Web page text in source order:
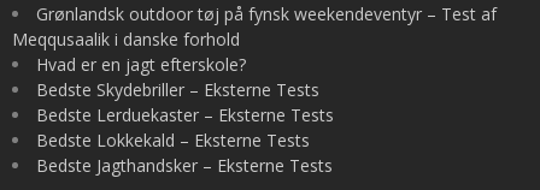
Grønlandsk outdoor tøj på fynsk weekendeventyr – Test af
Meqqusaalik i danske forhold
Hvad er en jagt efterskole?
Bedste Skydebriller – Eksterne Tests
Bedste Lerduekaster – Eksterne Tests
Bedste Lokkekald – Eksterne Tests
Bedste Jagthandsker – Eksterne Tests